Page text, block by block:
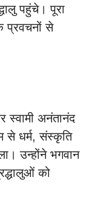
पहुंचे। पूरा
प्रवचनों से
स्वामी अनंतानंद
से धर्म, संस्कृति
उन्होंने भगवान
को